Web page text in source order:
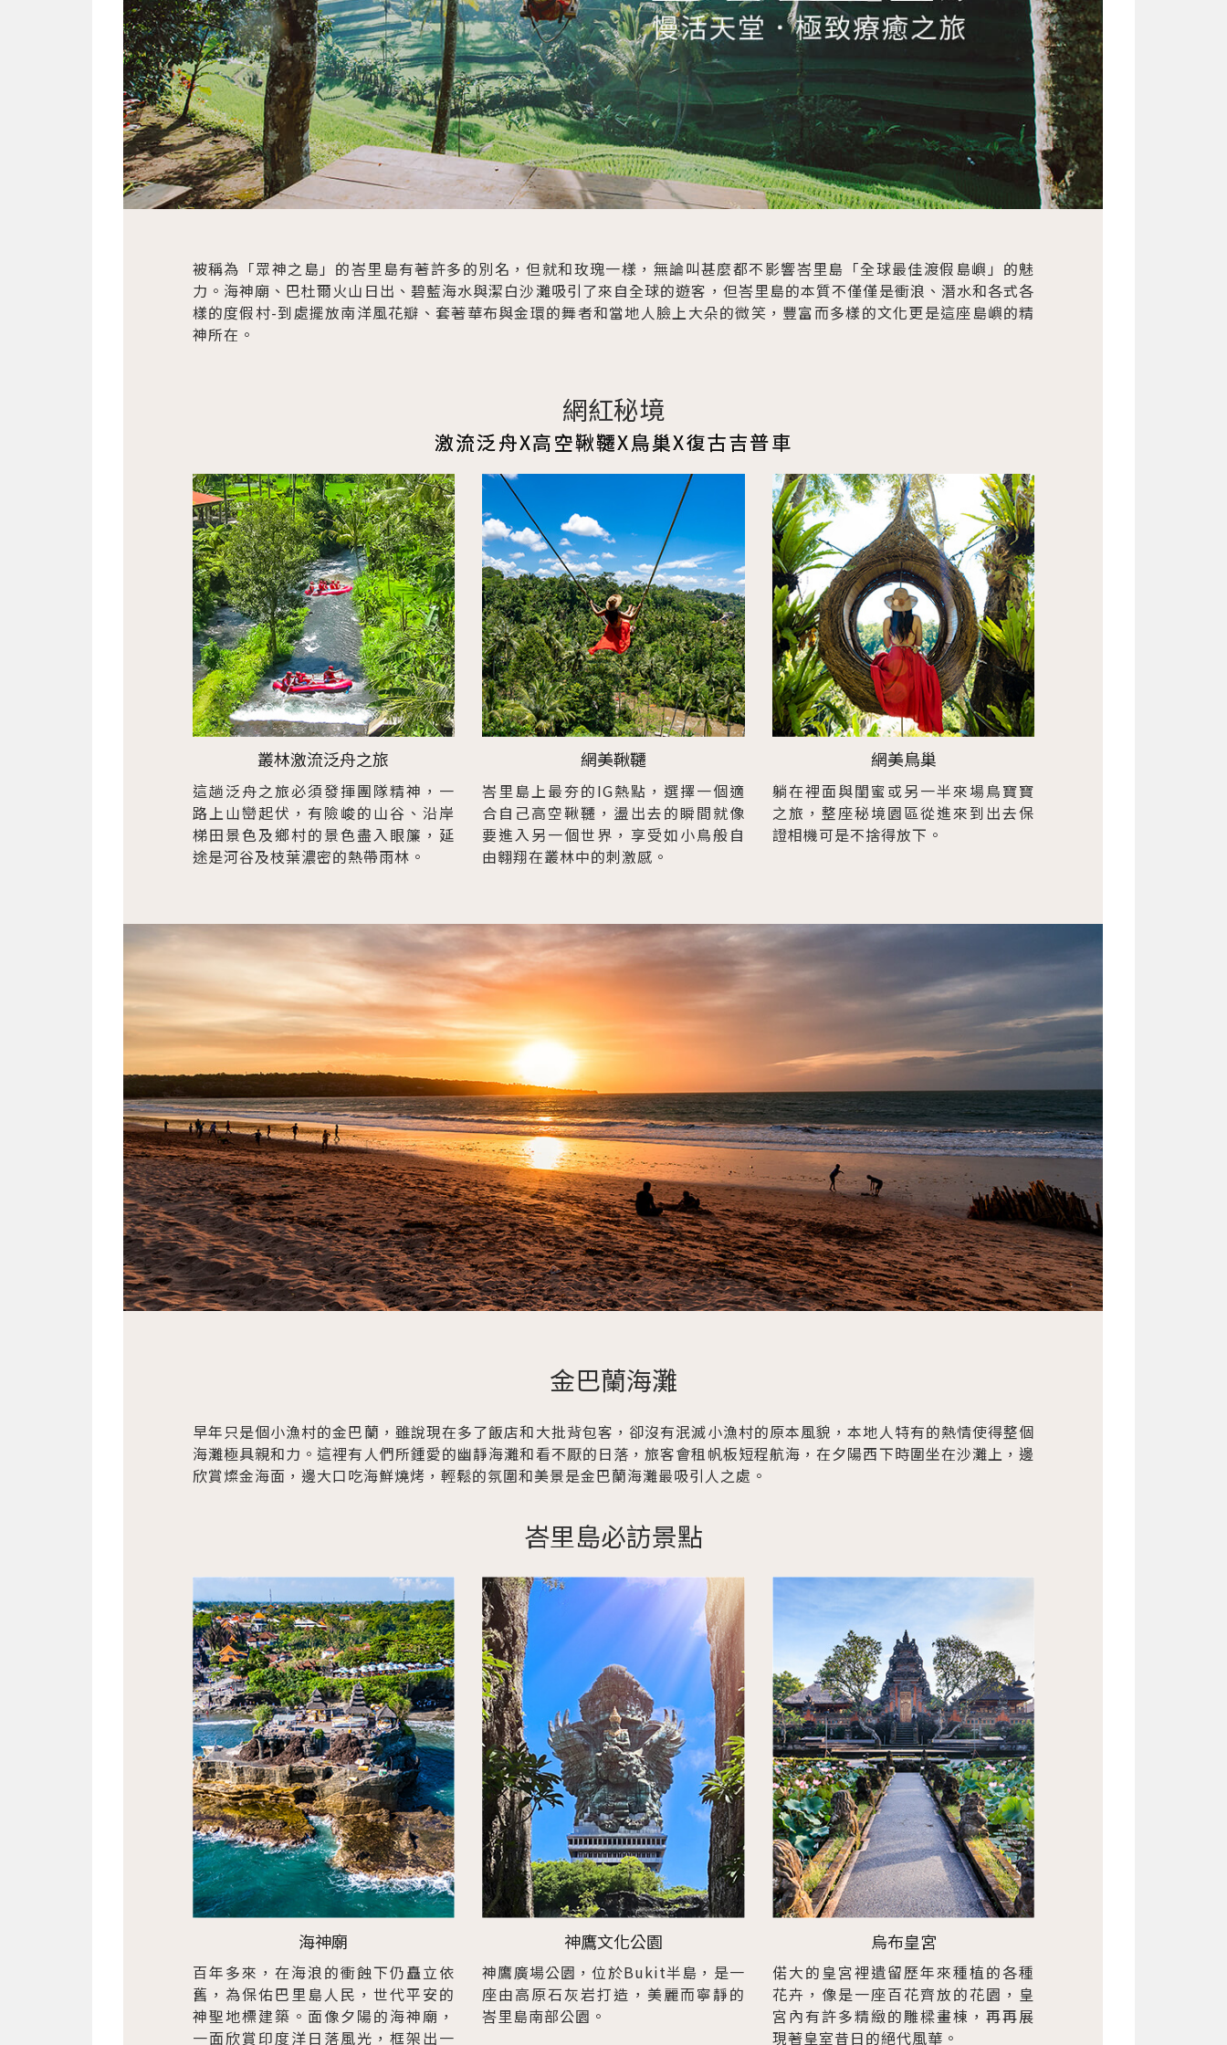
被稱為「眾神之島」的峇里島有著許多的別名，但就和玫瑰一樣，無論叫甚麼都不影響峇里島「全球最佳渡假島嶼」的魅
力。海神廟、巴杜爾火山日出、碧藍海水與潔白沙灘吸引了來自全球的遊客，但峇里島的本質不僅僅是衝浪、潛水和各式各
樣的度假村-到處擺放南洋風花瓣、套著華布與金環的舞者和當地人臉上大朵的微笑，豐富而多樣的文化更是這座島嶼的精
神所在。
網紅秘境
激流泛舟X高空鞦韆X鳥巢X復古吉普車
叢林激流泛舟之旅
這趟泛舟之旅必須發揮團隊精神，一
路上山巒起伏，有險峻的山谷、沿岸
梯田景色及鄉村的景色盡入眼簾，延
途是河谷及枝葉濃密的熱帶雨林。
網美鞦韆
峇里島上最夯的IG熱點，選擇一個適
合自己高空鞦韆，盪出去的瞬間就像
要進入另一個世界，享受如小鳥般自
由翱翔在叢林中的刺激感。
網美鳥巢
躺在裡面與閨蜜或另一半來場鳥寶寶
之旅，整座秘境園區從進來到出去保
證相機可是不捨得放下。
金巴蘭海灘
早年只是個小漁村的金巴蘭，雖說現在多了飯店和大批背包客，卻沒有泯滅小漁村的原本風貌，本地人特有的熱情使得整個
海灘極具親和力。這裡有人們所鍾愛的幽靜海灘和看不厭的日落，旅客會租帆板短程航海，在夕陽西下時圍坐在沙灘上，邊
欣賞燦金海面，邊大口吃海鮮燒烤，輕鬆的氛圍和美景是金巴蘭海灘最吸引人之處。
峇里島必訪景點
海神廟
百年多來，在海浪的衝蝕下仍矗立依
舊，為保佑巴里島人民，世代平安的
神聖地標建築。面像夕陽的海神廟，
一面欣賞印度洋日落風光，框架出一
神鷹文化公園
神鷹廣場公園，位於Bukit半島，是一
座由高原石灰岩打造，美麗而寧靜的
峇里島南部公園。
烏布皇宮
偌大的皇宮裡遺留歷年來種植的各種
花卉，像是一座百花齊放的花園，皇
宮內有許多精緻的雕樑畫棟，再再展
現著皇室昔日的絕代風華。